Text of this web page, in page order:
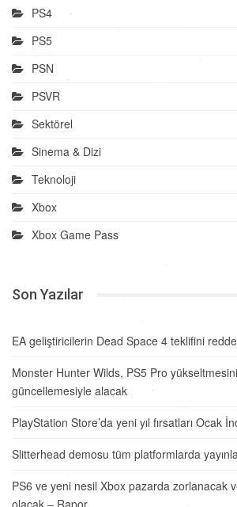
PS4
PS5
PSN
PSVR
Sektörel
Sinema & Dizi
Teknoloji
Xbox
Xbox Game Pass
Son Yazılar
EA geliştiricilerin Dead Space 4 teklifini
Monster Hunter Wilds, PS5 Pro
güncellemesiyle alacak
PlayStation Store’da yeni yıl fırsatları Ocak
Slitterhead demosu tüm platformlarda
PS6 ve yeni nesil Xbox pazarda zorlanacak